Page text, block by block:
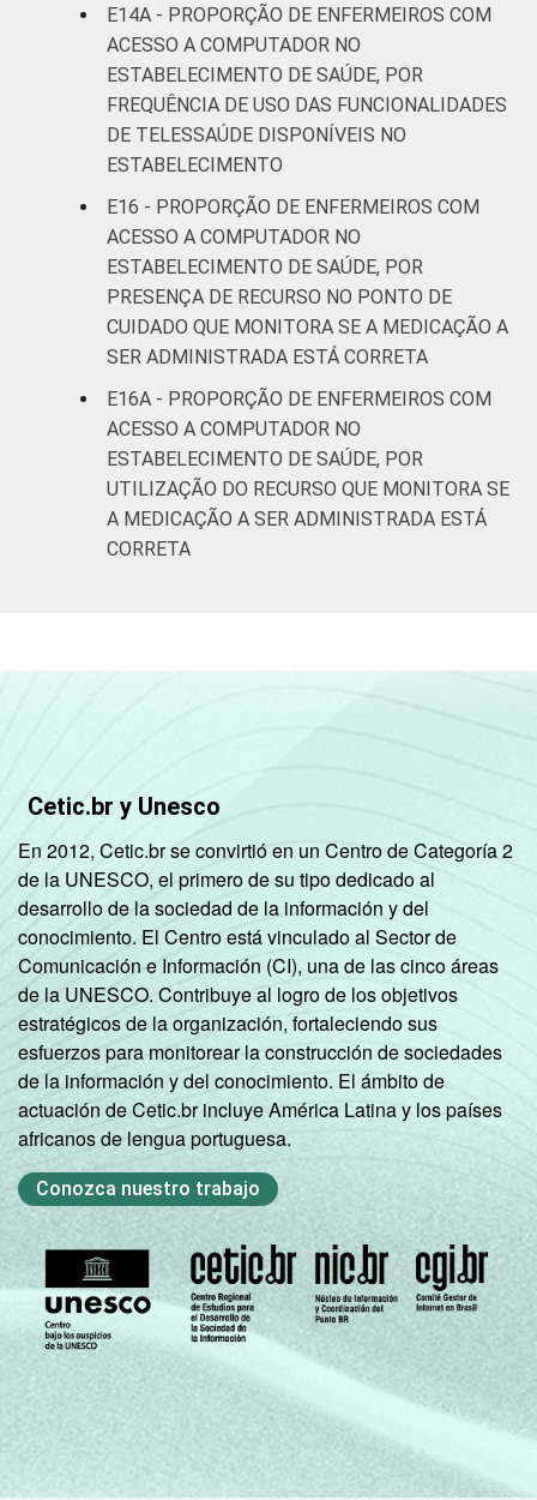
E14A - PROPORÇÃO DE ENFERMEIROS COM
ACESSO A COMPUTADOR NO
ESTABELECIMENTO DE SAÚDE, POR
FREQUÊNCIA DE USO DAS FUNCIONALIDADES
DE TELESSAÚDE DISPONÍVEIS NO
ESTABELECIMENTO
E16 - PROPORÇÃO DE ENFERMEIROS COM
ACESSO A COMPUTADOR NO
ESTABELECIMENTO DE SAÚDE, POR
PRESENÇA DE RECURSO NO PONTO DE
CUIDADO QUE MONITORA SE A MEDICAÇÃO A
SER ADMINISTRADA ESTÁ CORRETA
E16A - PROPORÇÃO DE ENFERMEIROS COM
ACESSO A COMPUTADOR NO
ESTABELECIMENTO DE SAÚDE, POR
UTILIZAÇÃO DO RECURSO QUE MONITORA SE
A MEDICAÇÃO A SER ADMINISTRADA ESTÁ
CORRETA
Cetic.br y Unesco
En 2012, Cetic.br se convirtió en un Centro de Categoría 2
de la UNESCO, el primero de su tipo dedicado al
desarrollo de la sociedad de la información y del
conocimiento. El Centro está vinculado al Sector de
Comunicación e Información (CI), una de las cinco áreas
de la UNESCO. Contribuye al logro de los objetivos
estratégicos de la organización, fortaleciendo sus
esfuerzos para monitorear la construcción de sociedades
de la información y del conocimiento. El ámbito de
actuación de Cetic.br incluye América Latina y los países
africanos de lengua portuguesa.
Conozca nuestro trabajo